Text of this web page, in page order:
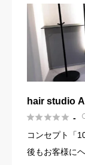
hair studio
 -
コンセプト「
後もお客様に